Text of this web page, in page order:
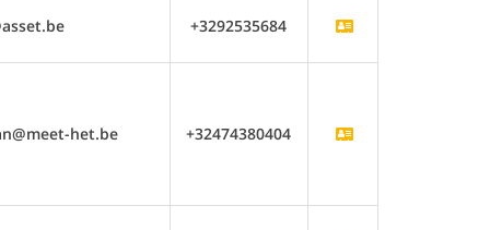
+3292535684
het.be +32474380404